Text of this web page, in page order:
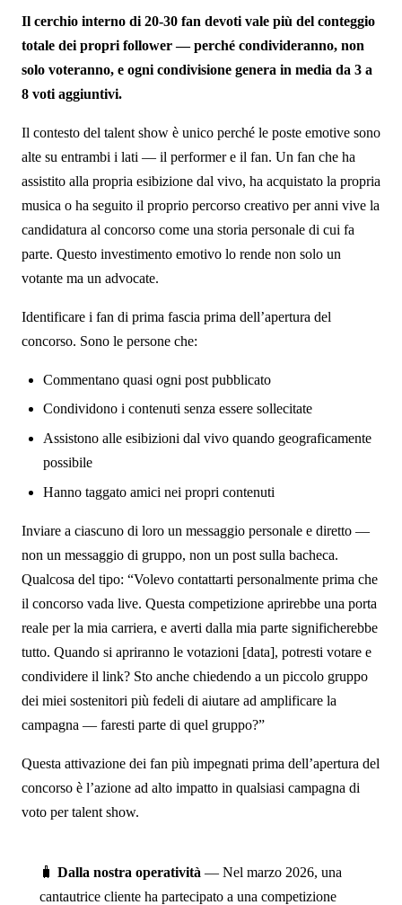
Il cerchio interno di 20-30 fan devoti vale più del conteggio
totale dei propri follower — perché condivideranno, non
solo voteranno, e ogni condivisione genera in media da 3 a
8 voti aggiuntivi.
Il contesto del talent show è unico perché le poste emotive sono
alte su entrambi i lati — il performer e il fan. Un fan che ha
assistito alla propria esibizione dal vivo, ha acquistato la propria
musica o ha seguito il proprio percorso creativo per anni vive la
candidatura al concorso come una storia personale di cui fa
parte. Questo investimento emotivo lo rende non solo un
votante ma un advocate.
Identificare i fan di prima fascia prima dell’apertura del
concorso. Sono le persone che:
Commentano quasi ogni post pubblicato
Condividono i contenuti senza essere sollecitate
Assistono alle esibizioni dal vivo quando geograficamente
possibile
Hanno taggato amici nei propri contenuti
Inviare a ciascuno di loro un messaggio personale e diretto —
non un messaggio di gruppo, non un post sulla bacheca.
Qualcosa del tipo: “Volevo contattarti personalmente prima che
il concorso vada live. Questa competizione aprirebbe una porta
reale per la mia carriera, e averti dalla mia parte significherebbe
tutto. Quando si apriranno le votazioni [data], potresti votare e
condividere il link? Sto anche chiedendo a un piccolo gruppo
dei miei sostenitori più fedeli di aiutare ad amplificare la
campagna — faresti parte di quel gruppo?”
Questa attivazione dei fan più impegnati prima dell’apertura del
concorso è l’azione ad alto impatto in qualsiasi campagna di
voto per talent show.
🧳 Dalla nostra operatività — Nel marzo 2026, una
cantautrice cliente ha partecipato a una competizione